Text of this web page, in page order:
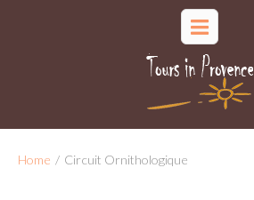
Home / Circuit Ornithologique